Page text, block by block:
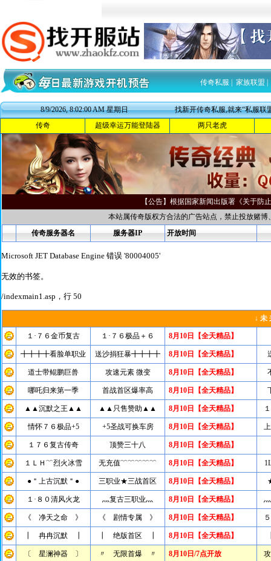
传奇私服 家族联盟
8/9/2026, 8:02:01 AM 星期日
找新开传奇私服,就来“私服联
传奇
超级幸运万能登陆器 两只老虎